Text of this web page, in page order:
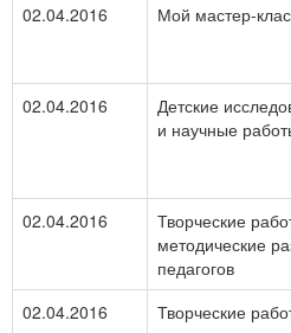
02.04.2016 Мой мастер-
02.04.2016
Детские
и научные
02.04.2016
Творческие
методические
педагогов
02.04.2016
Творческие